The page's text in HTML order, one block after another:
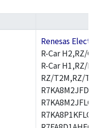
Renesas
R-Car H2,RZ/
R-Car H1,RZ/
RZ/T2M,RZ/T1,